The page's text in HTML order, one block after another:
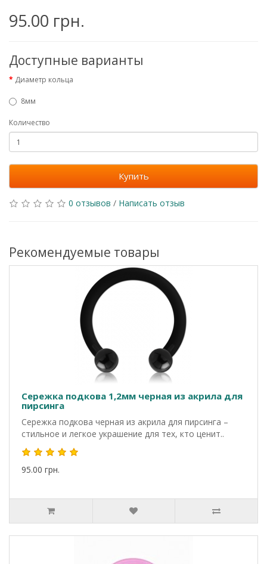
95.00 грн.
Доступные варианты
Диаметр кольца
8мм
Количество
Купить
0 отзывов / Написать отзыв
Рекомендуемые товары
Сережка подкова 1,2мм черная из акрила для
пирсинга
Сережка подкова черная из акрила для пирсинга –
стильное и легкое украшение для тех, кто ценит..
95.00 грн.